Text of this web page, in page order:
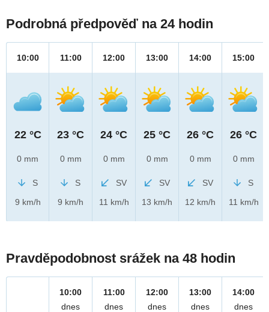
Podrobná předpověď na 24 hodin
10:00
22 °C
0 mm
S
9 km/h
11:00
23 °C
0 mm
S
9 km/h
12:00
24 °C
0 mm
SV
11 km/h
13:00
25 °C
0 mm
SV
13 km/h
14:00
26 °C
0 mm
SV
12 km/h
15:00
26 °C
0 mm
S
11 km/h
Pravděpodobnost srážek na 48 hodin
10:00
dnes
11:00
dnes
12:00
dnes
13:00
dnes
14:00
dnes